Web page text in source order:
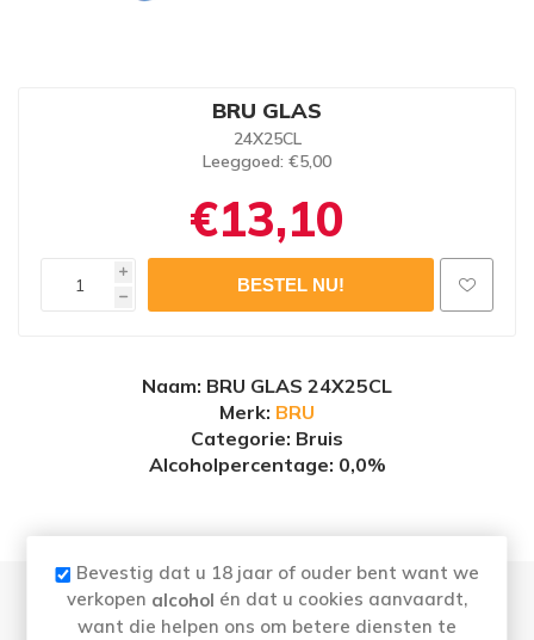
BRU GLAS
24X25CL
Leeggoed: €5,00
€13,10
i
h
Naam: BRU GLAS 24X25CL
Merk: BRU
Categorie: Bruis
Alcoholpercentage: 0,0%
Bevestig dat u 18 jaar of ouder bent want we
verkopen alcohol én dat u cookies aanvaardt,
want die helpen ons om betere diensten te